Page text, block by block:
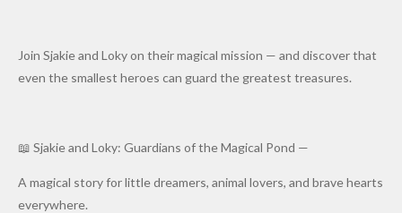
Join Sjakie and Loky on their magical mission — and discover that
even the smallest heroes can guard the greatest treasures.
📖 Sjakie and Loky: Guardians of the Magical Pond —
A magical story for little dreamers, animal lovers, and brave hearts
everywhere.